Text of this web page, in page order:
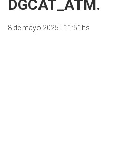
DGCAT_ATM.
8 de mayo 2025 - 11:51hs